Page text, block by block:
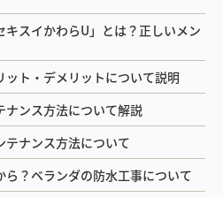
スイかわらU」とは？正しいメン
ト・デメリットについて説明
ナンス方法について解説
ナンス方法について
？ベランダの防水工事について